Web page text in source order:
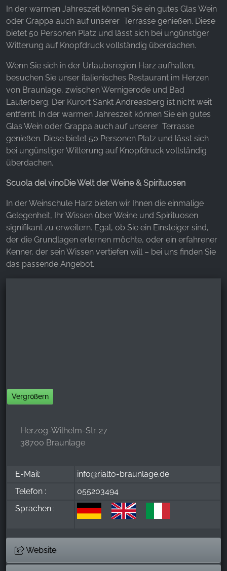
In der warmen Jahreszeit können Sie ein gutes Glas Wein
oder Grappa auch auf unserer Terrasse genießen. Diese
bietet 50 Personen Platz und lässt sich bei ungünstiger
Witterung auf Knopfdruck vollständig überdachen.
Wenn Sie sich in der Urlaubsregion Harz aufhalten,
besuchen Sie unser italienisches Restaurant im Herzen
von Braunlage, zwischen Wernigerode und Bad
Lauterberg. Der Kurort Sankt Andreasberg ist nicht weit
entfernt. In der warmen Jahreszeit können Sie ein gutes
Glas Wein oder Grappa auch auf unserer Terrasse
genießen. Diese bietet 50 Personen Platz und lässt sich
bei ungünstiger Witterung auf Knopfdruck vollständig
überdachen.
Scuola del vinoDie Welt der Weine & Spirituosen
In der Weinschule Harz bieten wir Ihnen die einmalige
Gelegenheit, Ihr Wissen über Weine und Spirituosen
signifikant zu erweitern. Egal, ob Sie ein Einsteiger sind,
der die Grundlagen erlernen möchte, oder ein erfahrener
Kenner, der sein Wissen vertiefen will – bei uns finden Sie
das passende Angebot.
Vergrößern
Herzog-Wilhelm-Str. 27
38700 Braunlage
E-Mail:
info@rialto-braunlage.de
Telefon :
055203494
Sprachen :
Website